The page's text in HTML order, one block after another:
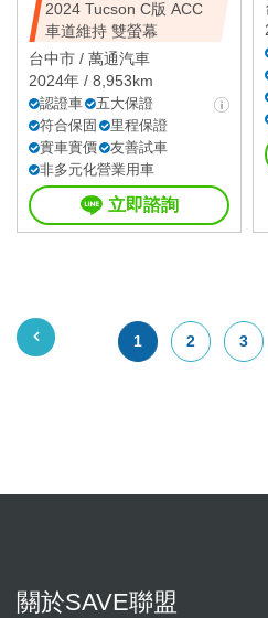
2024 Tucson C版 ACC
車道維持 雙螢幕
台中市 / 萬通汽車
2024年 / 8,953km
認證車
五大保證
符合保固
里程保證
實車實價
友善試車
非多元化營業用車
立即諮詢
1 2 3
關於SAVE聯盟